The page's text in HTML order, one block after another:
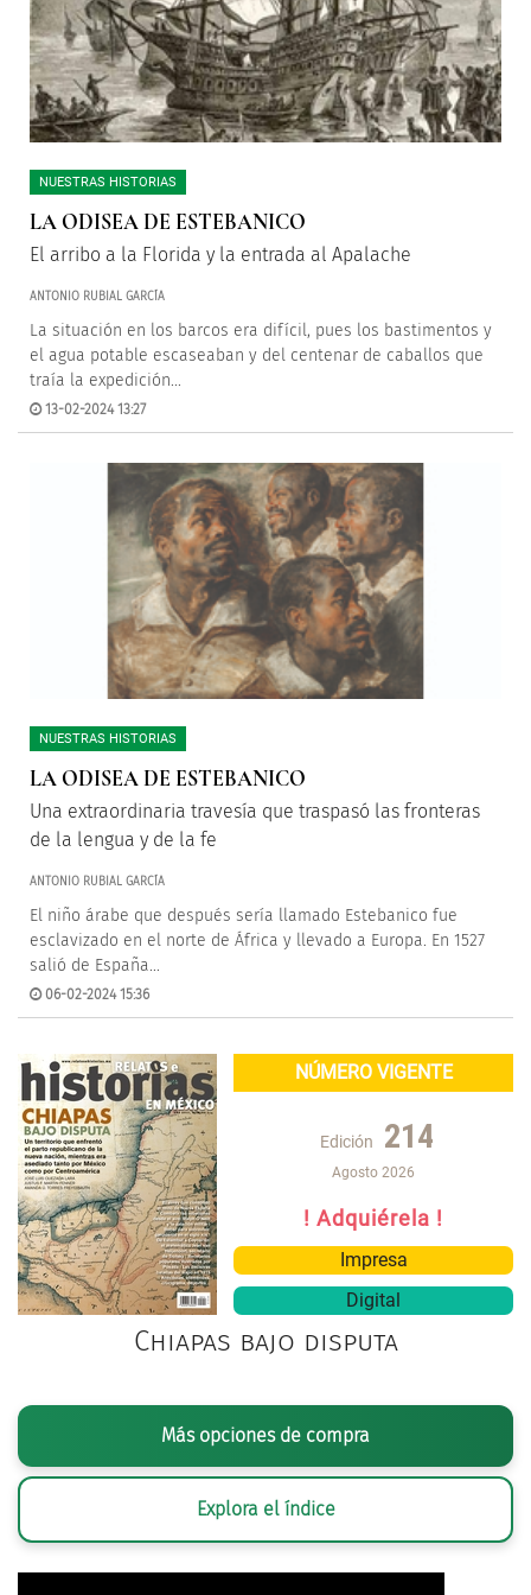
NUESTRAS HISTORIAS
LA ODISEA DE ESTEBANICO
El arribo a la Florida y la entrada al Apalache
ANTONIO RUBIAL GARCÍA
La situación en los barcos era difícil, pues los bastimentos y
el agua potable escaseaban y del centenar de caballos que
traía la expedición...
13-02-2024 13:27
NUESTRAS HISTORIAS
LA ODISEA DE ESTEBANICO
Una extraordinaria travesía que traspasó las fronteras
de la lengua y de la fe
ANTONIO RUBIAL GARCÍA
El niño árabe que después sería llamado Estebanico fue
esclavizado en el norte de África y llevado a Europa. En 1527
salió de España...
06-02-2024 15:36
NÚMERO VIGENTE
Edición 214
Agosto 2026
! Adquiérela !
Impresa
Digital
Chiapas bajo disputa
Más opciones de compra
Explora el índice